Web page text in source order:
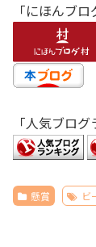
「にほんブ
「人気ブロ
懸賞 ビ